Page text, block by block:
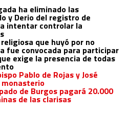
ha eliminado las
y Derio del registro de
intentar controlar la
que huyó por no
fue convocada para participar
exige la presencia de todas
Pablo de Rojas y José
monasterio
de Burgos pagará 20.000
de las clarisas